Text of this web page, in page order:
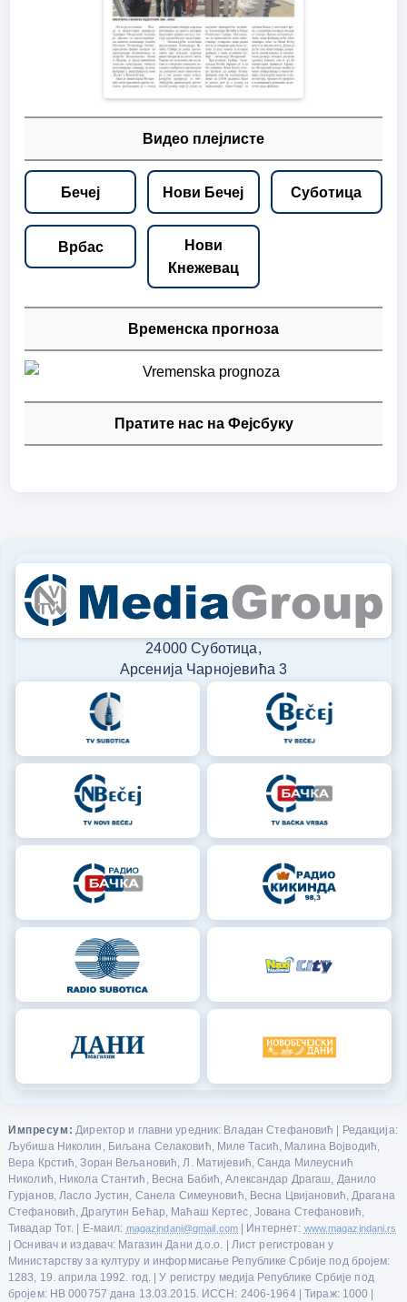
Видео плејлисте
Бечеј Нови Бечеј Суботица
Врбас
Нови
Кнежевац
Временска прогноза
Пратите нас на Фејсбуку
24000 Суботица,
Арсенија Чарнојевића 3
Импресум: Директор и главни уредник: Владан Стефановић | Редакција:
Љубиша Николин, Биљана Селаковић, Миле Тасић, Малина Војводић,
Вера Крстић, Зоран Вељановић, Л. Матијевић, Санда Милеуснић
Николић, Никола Стантић, Весна Бабић, Александар Драгаш, Данило
Гурјанов, Ласло Јустин, Санела Симеуновић, Весна Цвијановић, Драгана
Стефановић, Драгутин Бећар, Маћаш Кертес, Јована Стефановић,
Тивадар Тот. | Е-маил: magazindani@gmail.com | Интернет: www.magazindani.rs
| Оснивач и издавач: Магазин Дани д.о.о. | Лист регистрован у
Министарству за културу и информисање Републике Србије под бројем:
1283, 19. априла 1992. год. | У регистру медија Републике Србије под
бројем: НВ 000757 дана 13.03.2015. ИССН: 2406-1964 | Тираж: 1000 |